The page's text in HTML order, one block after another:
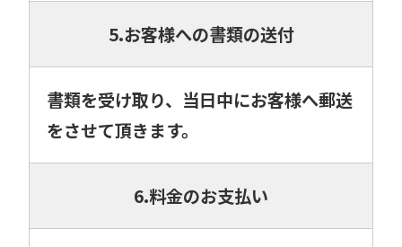
5.お客様への書類の送付
書類を受け取り、当日中にお客様へ郵送
をさせて頂きます。
6.料金のお支払い